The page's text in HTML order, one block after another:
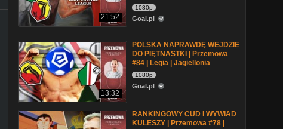
21:52
1080p
Goal.pl
13:32
POLSKA NAPRAWDĘ WEJDZIE
DO PIĘTNASTKI | Przemowa
#84 | Legia | Jagiellonia
1080p
Goal.pl
RANKINGOWY CUD I WYWIAD
KULESZY | Przemowa #78 |